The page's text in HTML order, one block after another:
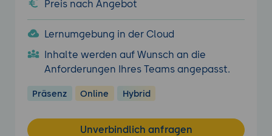
Preis nach Angebot
Lernumgebung in der Cloud
Inhalte werden auf Wunsch an die
Anforderungen Ihres Teams angepasst.
Präsenz Online Hybrid
Unverbindlich anfragen